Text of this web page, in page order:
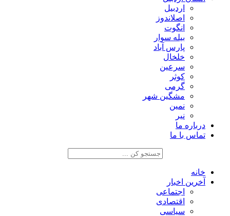
اردبیل
اصلاندوز
انگوت
بیله سوار
پارس آباد
خلخال
سرعین
کوثر
گرمی
مشگین شهر
نمین
نیر
درباره ما
تماس با ما
خانه
آخرین اخبار
اجتماعی
اقتصادی
سیاسی